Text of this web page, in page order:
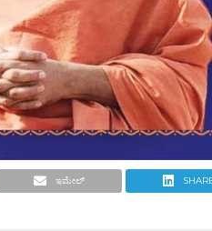
ಇಮೇಲ್